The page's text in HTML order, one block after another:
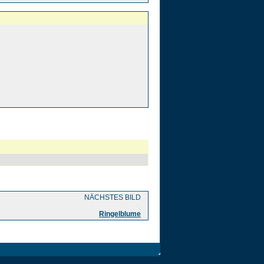
NÄCHSTES BILD
Ringelblume